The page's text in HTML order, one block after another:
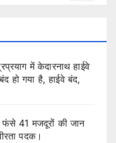
में केदारनाथ हाईवे
हो गया है, हाईवे बंद,
फंसे 41 मजदूरों की जान
पदक।